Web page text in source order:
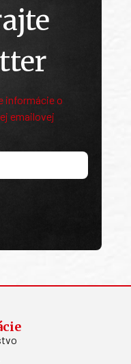
informácie o
emailovej